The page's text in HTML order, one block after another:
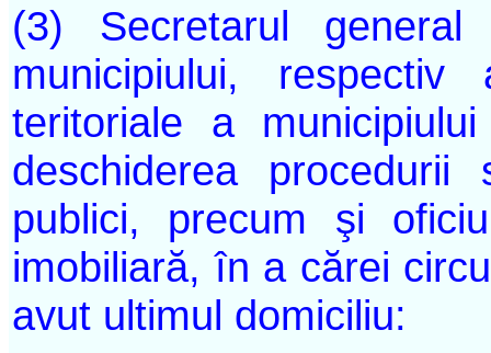
(3) Secretarul
municipiului, respectiv
teritoriale a
deschiderea procedurii
publici, precum şi
imobiliară, în a cărei
avut ultimul domiciliu: